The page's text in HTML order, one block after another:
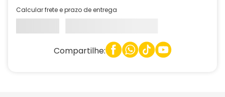
Calcular frete e prazo de entrega
Compartilhe: